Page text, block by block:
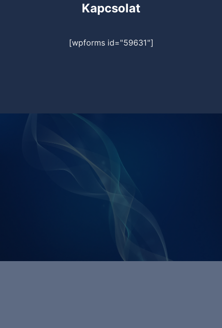
Kapcsolat
[wpforms id="59631"]